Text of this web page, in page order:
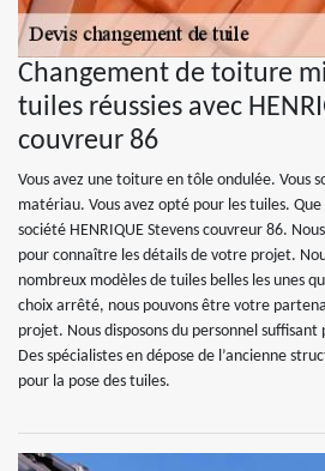
Changement de toiture
tuiles réussies avec
couvreur 86
Vous avez une toiture en tôle ondulée. Vous
matériau. Vous avez opté pour les tuiles.
société HENRIQUE Stevens couvreur 86.
pour connaître les détails de votre projet.
nombreux modèles de tuiles belles les unes
choix arrêté, nous pouvons être votre
projet. Nous disposons du personnel
Des spécialistes en dépose de l’ancienne
pour la pose des tuiles.